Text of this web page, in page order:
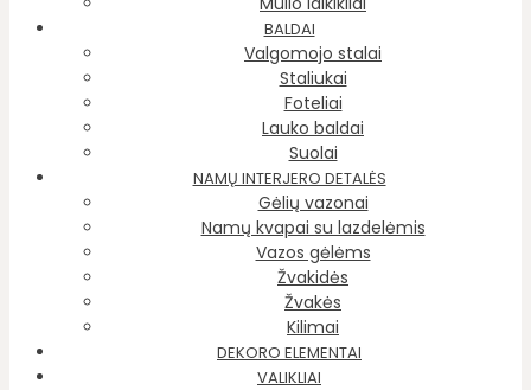
BALDAI
Valgomojo stalai
Staliukai
Foteliai
Lauko baldai
Suolai
NAMŲ INTERJERO DETALĖS
Gėlių vazonai
Namų kvapai su lazdelėmis
Vazos gėlėms
Žvakidės
Žvakės
Kilimai
DEKORO ELEMENTAI
VALIKLIAI